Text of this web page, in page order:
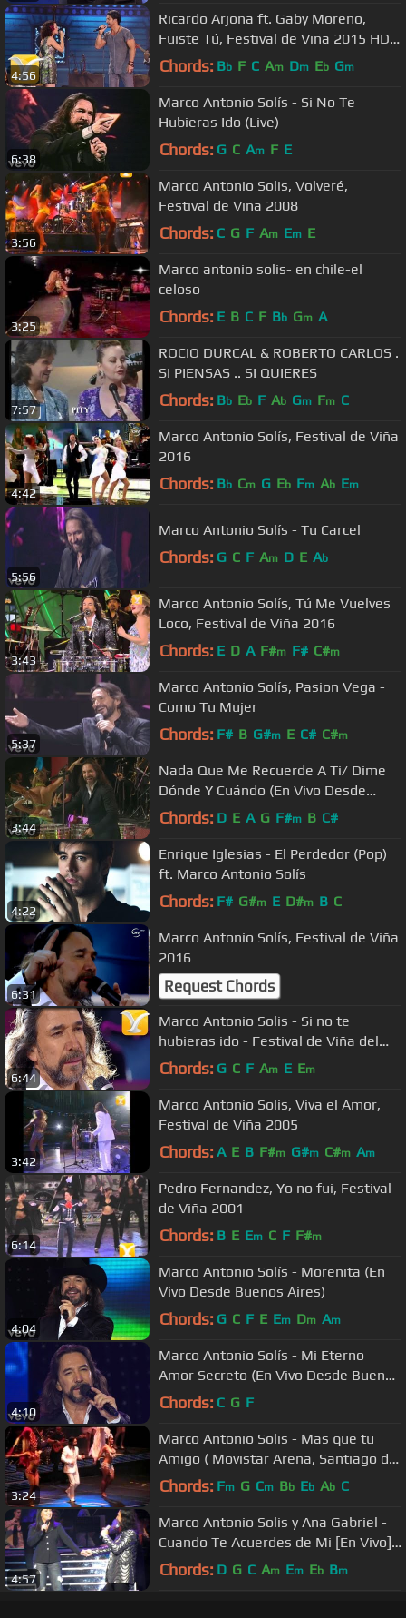
4:56
Ricardo Arjona ft. Gaby Moreno,
Fuiste Tú, Festival de Viña 2015 HD
1080p
Chords: Bb F C Am Dm Eb Gm
6:38
Marco Antonio Solís - Si No Te
Hubieras Ido (Live)
Chords: G C Am F E
3:56
Marco Antonio Solis, Volveré,
Festival de Viña 2008
Chords: C G F Am Em E
3:25
Marco antonio solis- en chile-el
celoso
Chords: E B C F Bb Gm A
7:57
ROCIO DURCAL & ROBERTO CARLOS .
SI PIENSAS .. SI QUIERES
Chords: Bb Eb F Ab Gm Fm C
4:42
Marco Antonio Solís, Festival de Viña
2016
Chords: Bb Cm G Eb Fm Ab Em
5:56
Marco Antonio Solís - Tu Carcel
Chords: G C F Am D E Ab
3:43
Marco Antonio Solís, Tú Me Vuelves
Loco, Festival de Viña 2016
Chords: E D A F#m F# C#m
5:37
Marco Antonio Solís, Pasion Vega -
Como Tu Mujer
Chords: F# B G#m E C# C#m
3:44
Nada Que Me Recuerde A Ti/ Dime
Dónde Y Cuándo (En Vivo Desde
Buenos Aires)
Chords: D E A G F#m B C#
4:22
Enrique Iglesias - El Perdedor (Pop)
ft. Marco Antonio Solís
Chords: F# G#m E D#m B C
6:31
Marco Antonio Solís, Festival de Viña
2016
Request Chords
6:44
Marco Antonio Solis - Si no te
hubieras ido - Festival de Viña del
Mar 2016 HD
Chords: G C F Am E Em
3:42
Marco Antonio Solis, Viva el Amor,
Festival de Viña 2005
Chords: A E B F#m G#m C#m Am
6:14
Pedro Fernandez, Yo no fui, Festival
de Viña 2001
Chords: B E Em C F F#m
4:04
Marco Antonio Solís - Morenita (En
Vivo Desde Buenos Aires)
Chords: G C F E Em Dm Am
4:10
Marco Antonio Solís - Mi Eterno
Amor Secreto (En Vivo Desde Buenos
Aires)
Chords: C G F
3:24
Marco Antonio Solis - Mas que tu
Amigo ( Movistar Arena, Santiago de
Chile - 21.11.2009 ) DVD
Chords: Fm G Cm Bb Eb Ab C
4:57
Marco Antonio Solis y Ana Gabriel -
Cuando Te Acuerdes de Mi [En Vivo]
(Sacramento CA)
Chords: D G C Am Em Eb Bm